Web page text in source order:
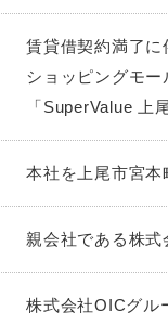
賃貸借契約満了に
ショッピングモー
「SuperValue 上
本社を上尾市宮本
親会社である株
株式会社OICグル